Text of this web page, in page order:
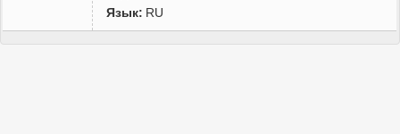
Язык: RU